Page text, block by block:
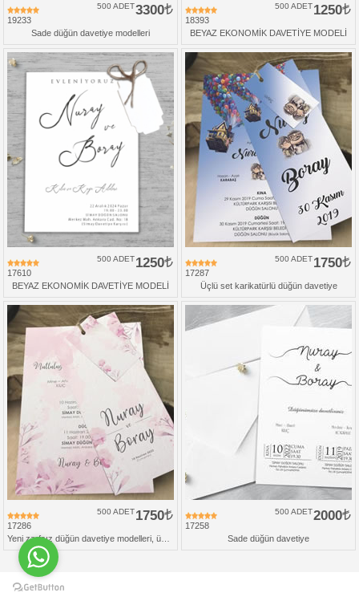
19233
3300
500 ADET
Sade düğün davetiye modelleri
18393
1250
500 ADET
BEYAZ EKONOMİK DAVETİYE MODELİ
17610
1250
500 ADET
BEYAZ EKONOMİK DAVETİYE MODELİ
17287
1750
500 ADET
Üçlü set karikatürlü düğün davetiye
17286
1750
500 ADET
17258
2000
500 ADET
Sade düğün davetiye